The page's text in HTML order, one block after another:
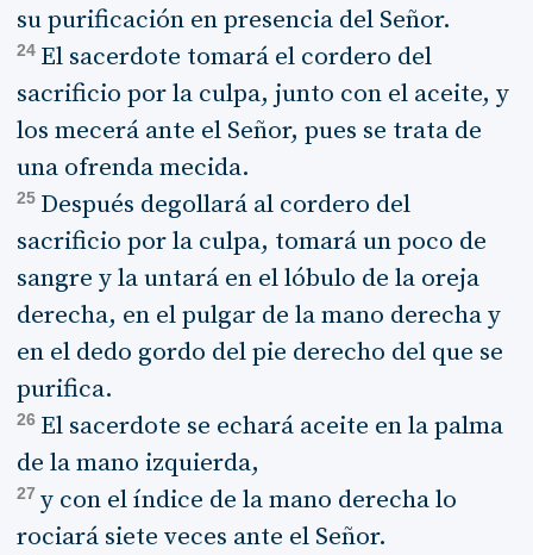
su purificación en presencia del Señor.
24 El sacerdote tomará el cordero del
sacrificio por la culpa, junto con el aceite, y
los mecerá ante el Señor, pues se trata de
una ofrenda mecida.
25 Después degollará al cordero del
sacrificio por la culpa, tomará un poco de
sangre y la untará en el lóbulo de la oreja
derecha, en el pulgar de la mano derecha y
en el dedo gordo del pie derecho del que se
purifica.
26 El sacerdote se echará aceite en la palma
de la mano izquierda,
27 y con el índice de la mano derecha lo
rociará siete veces ante el Señor.